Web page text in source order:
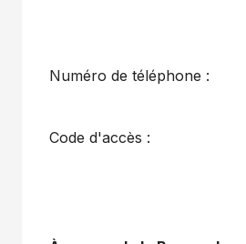
Numéro de téléphone :
Code d'accès :